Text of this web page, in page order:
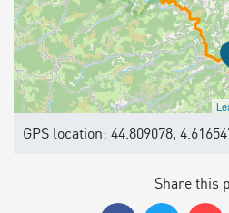
GPS location: 44.809078,
Share this